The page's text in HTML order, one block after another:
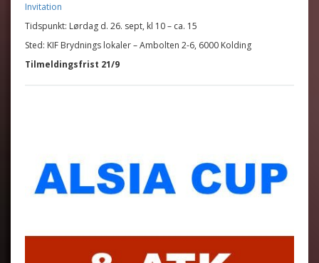
Invitation
Tidspunkt: Lørdag d. 26. sept, kl 10 – ca. 15
Sted: KIF Brydnings lokaler – Ambolten 2-6, 6000 Kolding
Tilmeldingsfrist 21/9